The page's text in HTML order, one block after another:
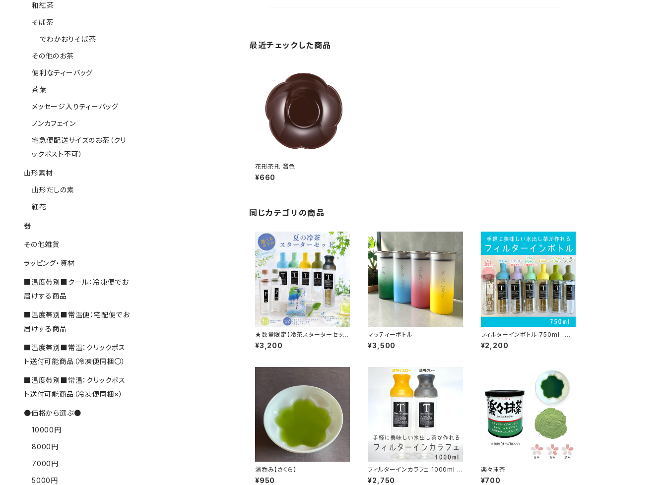
最近チェックした商品
花形茶托 溜色
¥660
同じカテゴリの商品
★数量限定【冷茶スターターセッ
ト】夏茶だよりとフィルターインボト
ル+おまけつき
¥3,200
マッティーボトル
¥3,500
フィルターインボトル 750ml -水
出し茶用ボトル-
¥2,200
湯呑み【さくら】
¥950
フィルターインカラフェ 1000ml -
水出し茶用ボトル-
¥2,750
楽々抹茶
¥700
和紅茶
そば茶
でわかおりそば茶
その他のお茶
便利なティーバッグ
茶葉
メッセージ入りティーバッグ
ノンカフェイン
宅急便配送サイズのお茶（クリ
ックポスト不可）
山形素材
山形だしの素
紅花
器
その他雑貨
ラッピング・資材
■温度帯別■クール：冷凍便でお
届けする商品
■温度帯別■常温便：宅配便でお
届けする商品
■温度帯別■常温：クリックポス
ト送付可能商品（冷凍便同梱〇）
■温度帯別■常温：クリックポス
ト送付可能商品（冷凍便同梱×）
●価格から選ぶ●
10000円
8000円
7000円
5000円